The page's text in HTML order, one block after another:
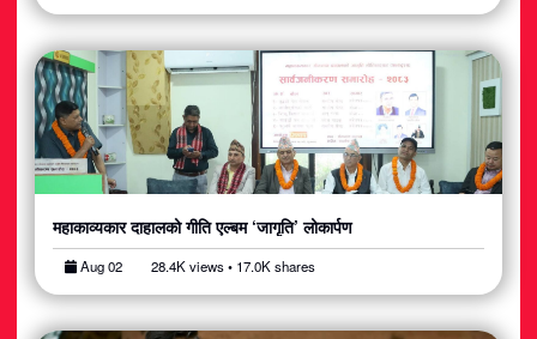
महाकाव्यकार दाहालको गीति एल्बम ‘जागृति’ लोकार्पण
Aug 02 28.4K views • 17.0K shares